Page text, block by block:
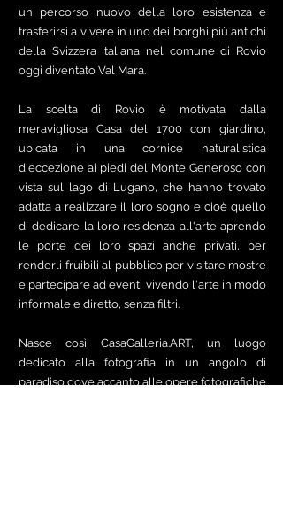
un percorso nuovo della loro esistenza e
trasferirsi a vivere in uno dei borghi più antichi
della Svizzera italiana nel comune di Rovio
oggi diventato Val Mara.
La scelta di Rovio è motivata dalla
meravigliosa Casa del 1700 con giardino,
ubicata in una cornice naturalistica
d'eccezione ai piedi del Monte Generoso con
vista sul lago di Lugano, che hanno trovato
adatta a realizzare il loro sogno e cioè quello
di dedicare la loro residenza all'arte aprendo
le porte dei loro spazi anche privati, per
renderli fruibili al pubblico per visitare mostre
e partecipare ad eventi vivendo l'arte in modo
informale e diretto, senza filtri.
Nasce così CasaGalleria.ART, un luogo
dedicato alla fotografia in un angolo di
paradiso dove accanto alle opere fotografiche